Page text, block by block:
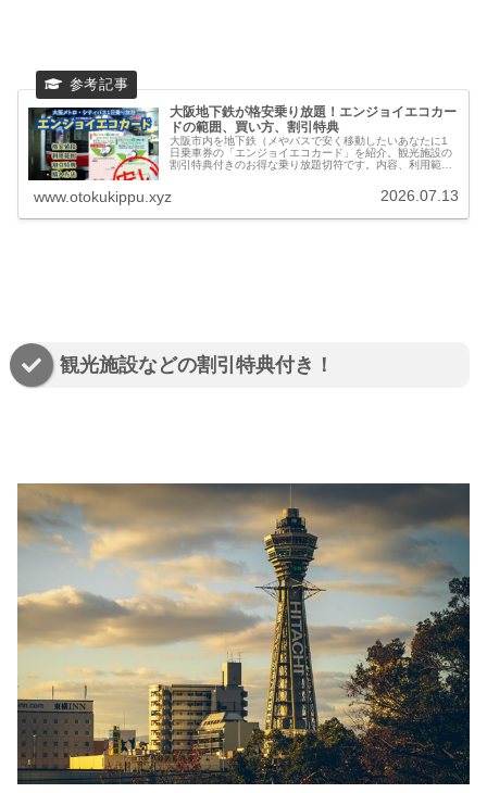
大阪地下鉄が格安乗り放題！エンジョイエコカー
ドの範囲、買い方、割引特典
大阪市内を地下鉄（メやバスで安く移動したいあなたに1
日乗車券の「エンジョイエコカード」を紹介。観光施設の
割引特典付きのお得な乗り放題切符です。内容、利用範
www.otokukippu.xyz 2026.07.13
観光施設などの割引特典付き！